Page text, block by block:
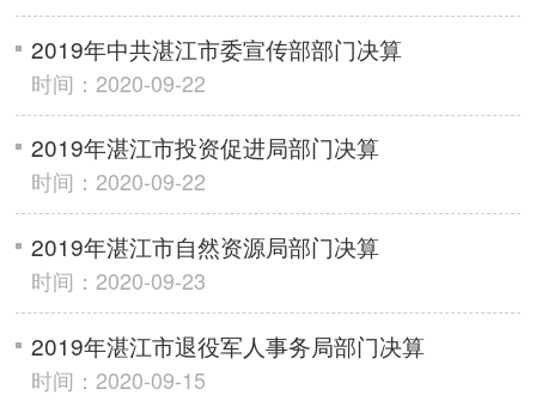
2019年中共湛江市委宣传部部门决算
时间：2020-09-22
2019年湛江市投资促进局部门决算
时间：2020-09-22
2019年湛江市自然资源局部门决算
时间：2020-09-23
2019年湛江市退役军人事务局部门决算
时间：2020-09-15